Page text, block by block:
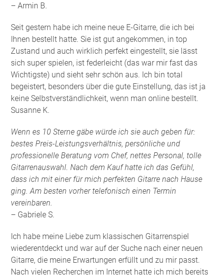
– Armin B.
Seit gestern habe ich meine neue E-Gitarre, die ich bei
Ihnen bestellt hatte. Sie ist gut angekommen, in top
Zustand und auch wirklich perfekt eingestellt, sie lässt
sich super spielen, ist federleicht (das war mir fast das
Wichtigste) und sieht sehr schön aus. Ich bin total
begeistert, besonders über die gute Einstellung, das ist ja
keine Selbstverständlichkeit, wenn man online bestellt.
Susanne K.
Wenn es 10 Sterne gäbe würde ich sie auch geben für:
bestes Preis-Leistungsverhältnis, persönliche und
professionelle Beratung vom Chef, nettes Personal, tolle
Gitarrenauswahl. Nach dem Kauf hatte ich das Gefühl,
dass ich mit einer für mich perfekten Gitarre nach Hause
ging. Am besten vorher telefonisch einen Termin
vereinbaren.
– Gabriele S.
Ich habe meine Liebe zum klassischen Gitarrenspiel
wiederentdeckt und war auf der Suche nach einer neuen
Gitarre, die meine Erwartungen erfüllt und zu mir passt.
Nach vielen Recherchen im Internet hatte ich mich bereits